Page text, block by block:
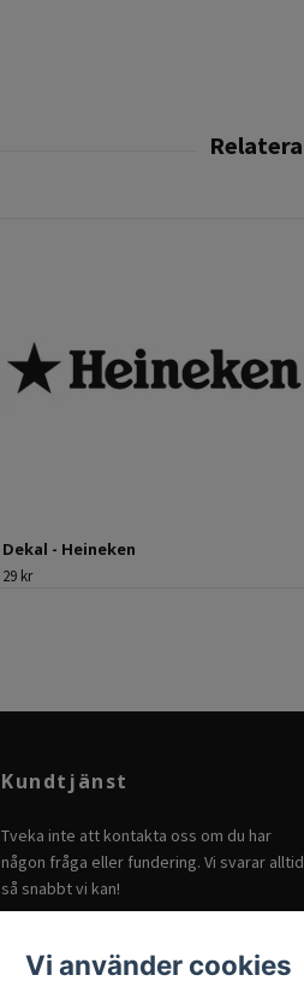
Dekal - Heineken
29 kr
Kundtjänst
Tveka inte att kontakta oss om du har
någon fråga eller fundering. Vi svarar alltid
så snabbt vi kan!
Vi använder cookies